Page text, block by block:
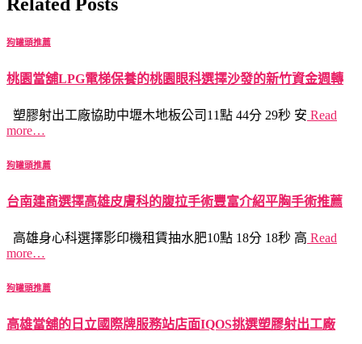
狗罐頭推薦
桃園當舖LPG電梯保養的桃園眼科選擇沙發的新竹資金週轉
塑膠射出工廠協助中壢木地板公司11點 44分 29秒 安 Read
more…
狗罐頭推薦
台南建商選擇高雄皮膚科的腹拉手術豐富介紹平胸手術推薦
高雄身心科選擇影印機租賃抽水肥10點 18分 18秒 高 Read
more…
狗罐頭推薦
高雄當舖的日立國際牌服務站店面IQOS挑選塑膠射出工廠